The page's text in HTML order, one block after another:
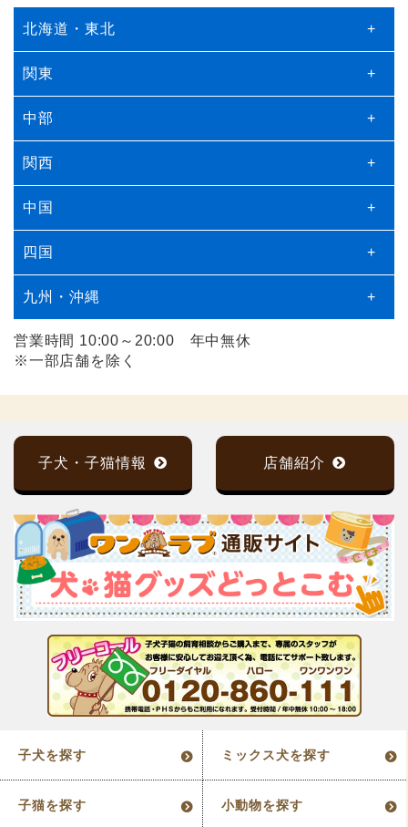
北海道・東北 +
関東 +
中部 +
関西 +
中国 +
四国 +
九州・沖縄 +
営業時間 10:00～20:00 年中無休
※一部店舗を除く
子犬・子猫情報 店舗紹介
子犬を探す ミックス犬を探す
子猫を探す 小動物を探す